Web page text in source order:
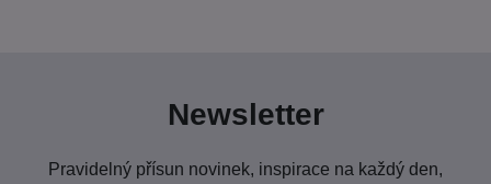
Newsletter
Pravidelný přísun novinek, inspirace na každý den,